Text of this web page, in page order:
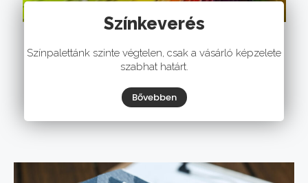
Színkeverés
Színpalettánk szinte végtelen, csak a vásárló képzelete
szabhat határt.
Bővebben